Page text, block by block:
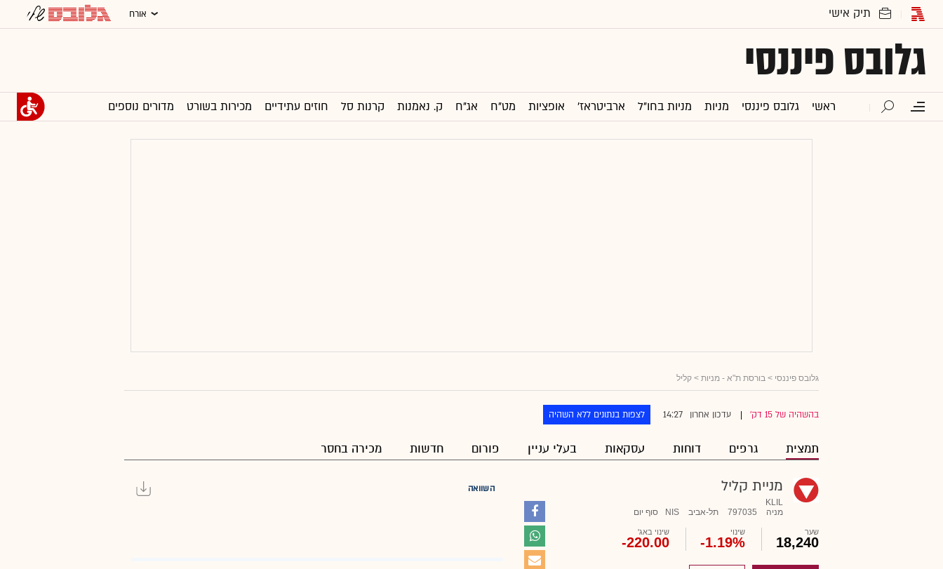
אורח
גלובס פיננסי
ראשי גלובס פיננסי מניות מניות בחו"ל ארביטראז' אופציות מט"ח אג"ח ק. נאמנות קרנות סל חוזים עתידיים מכירות בשורט מדורים נוספים
גלובס פיננסי > בורסת ת"א - מניות > קליל
בהשהיה של 15 דק' עדכון אחרון 14:27 לצפות בנתונים ללא השהיה
תמצית גרפים דוחות עסקאות בעלי עניין פורום חדשות מכירה בחסר
מניית קליל
KLIL
מניה
797035 תל-אביב NIS סוף יום
שער
18,240
שינוי
-1.19%
שינוי באג'
-220.00
השוואה